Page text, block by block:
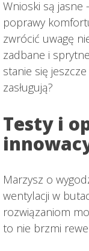
Wnioski są
poprawy
zwrócić uwagę
zadbane i
stanie się
zasługują?
Testy i
Marzysz o
wentylacji w
rozwiązaniom
to nie brzmi